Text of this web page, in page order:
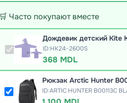
🛒 Часто покупают вместе
Дождевик детский Kite
ID:HK24-2600S
368 MDL
Рюкзак Arctic Hunter
ID:ARTIC HUNTER B00113C